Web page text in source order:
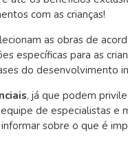
com as crianças!
as obras de
específicas para as
do desenvolvimento
, já que podem
de especialistas e
sobre o que é